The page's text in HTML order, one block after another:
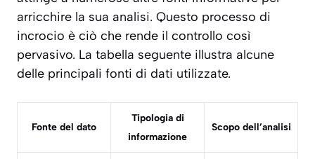
arricchire la sua analisi. Questo processo di
incrocio è ciò che rende il controllo così
pervasivo. La tabella seguente illustra alcune
delle principali fonti di dati utilizzate.
Fonte del dato
Tipologia di
informazione
Scopo dell’analisi